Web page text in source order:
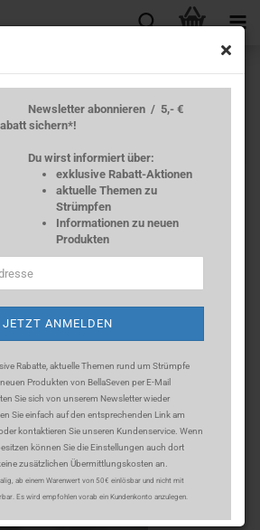
Newsletter abonnieren / 5,- €
sichern*!
Du wirst informiert über:
exklusive Rabatt-Aktionen
aktuelle Themen zu
Strümpfen
Informationen zu neuen
Produkten
Rabatte, aktuelle Themen rund um Strümpfe
Produkten von BellaSeven per E-Mail
Sie sich von unserem Newsletter wieder
Sie einfach auf den entsprechenden Link am
kontaktieren Sie unseren Kundenservice. Wenn
können Sie die Einstellungen auch dort
zusätzlichen Übermittlungskosten an.
ab einem Warenwert von 50€ einlösbar und nicht mit
Es wird empfohlen vorab ein Kundenkonto anzulegen.
Letzter »
-​Violett-